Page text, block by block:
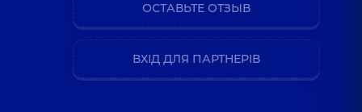
ОСТАВЬТЕ ОТЗЫВ
ВХІД ДЛЯ ПАРТНЕРІВ